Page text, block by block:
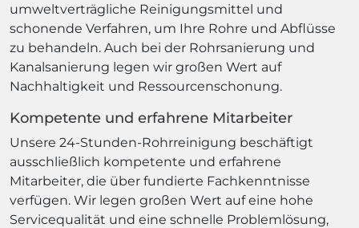
umweltverträgliche Reinigungsmittel und
schonende Verfahren, um Ihre Rohre und Abflüsse
zu behandeln. Auch bei der Rohrsanierung und
Kanalsanierung legen wir großen Wert auf
Nachhaltigkeit und Ressourcenschonung.
Kompetente und erfahrene Mitarbeiter
Unsere 24-Stunden-Rohrreinigung beschäftigt
ausschließlich kompetente und erfahrene
Mitarbeiter, die über fundierte Fachkenntnisse
verfügen. Wir legen großen Wert auf eine hohe
Servicequalität und eine schnelle Problemlösung,